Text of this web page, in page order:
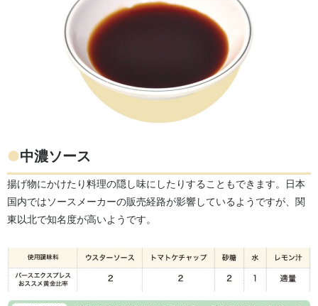
●中濃ソース
揚げ物にかけたり料理の隠し味にしたりすることもできます。日本
国内ではソースメーカーの販売経路が影響しているようですが、関
東以北で知名度が高いようです。